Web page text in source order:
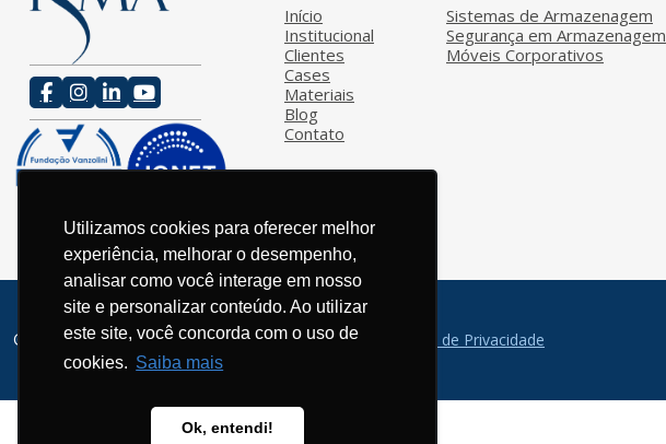
Utilizamos cookies para oferecer melhor
experiência, melhorar o desempenho,
analisar como você interage em nosso
site e personalizar conteúdo. Ao utilizar
este site, você concorda com o uso de
cookies. Saiba mais
Ok, entendi!
Início
Institucional
Clientes
Cases
Materiais
Blog
Contato
Sistemas de Armazenagem
Segurança em Armazenagem
Móveis Corporativos
© 2026 / ISMA - Todos os direitos reservados. Política de Privacidade